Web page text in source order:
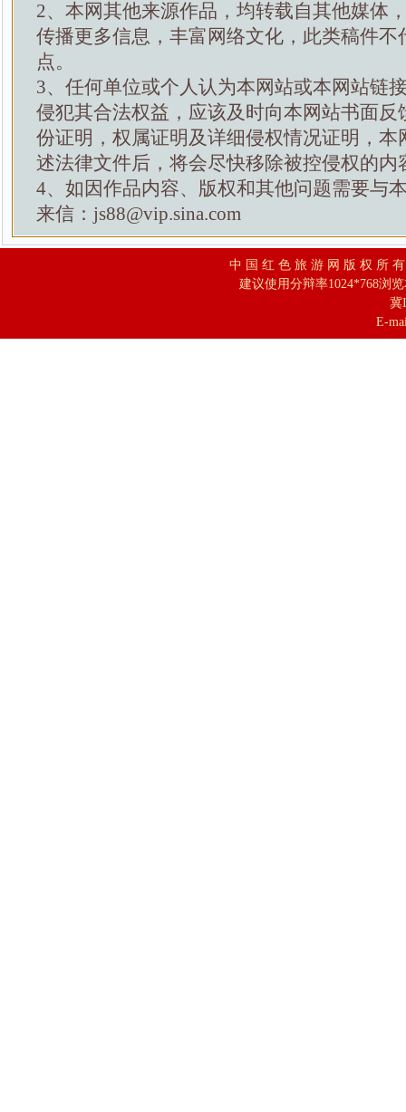
2、本网其他来源作品，均转载自其他媒体
传播更多信息，丰富网络文化，此类稿件不
点。
3、任何单位或个人认为本网站或本网站链
侵犯其合法权益，应该及时向本网站书面反
份证明，权属证明及详细侵权情况证明，本
述法律文件后，将会尽快移除被控侵权的内
4、如因作品内容、版权和其他问题需要与
来信：js88@vip.sina.com
中 国 红 色 旅 游 网 版 权 所
建议使用分辩率1024*768浏
冀
E-